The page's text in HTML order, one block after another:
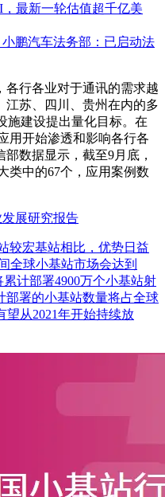
最新一轮估值超千亿美
鹏汽车法务部：已启动法
各行各业对于通讯的需求越
江苏、四川、贵州在内的多
施建设提出量化目标。在
用开始渗透和影响各行各
数据显示，截至9月底，
类中的67个，应用案例数
展研究报告
较宏基站相比，优势日益
全球小基站市场会达到
计部署4900万个小基站射
部署的小基站数量将占全球
望从2021年开始持续放